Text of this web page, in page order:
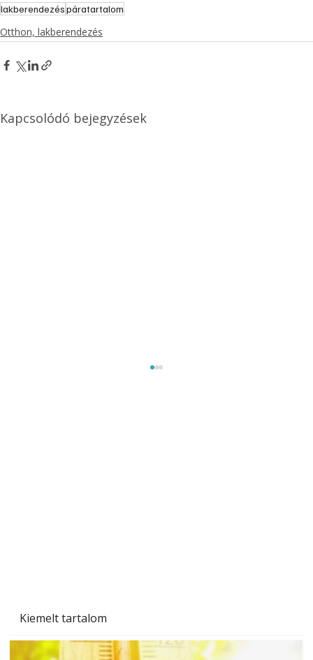
Kiemelt tartalom
lakberendezéspáratartalom
Otthon, lakberendezés
Kapcsolódó bejegyzések